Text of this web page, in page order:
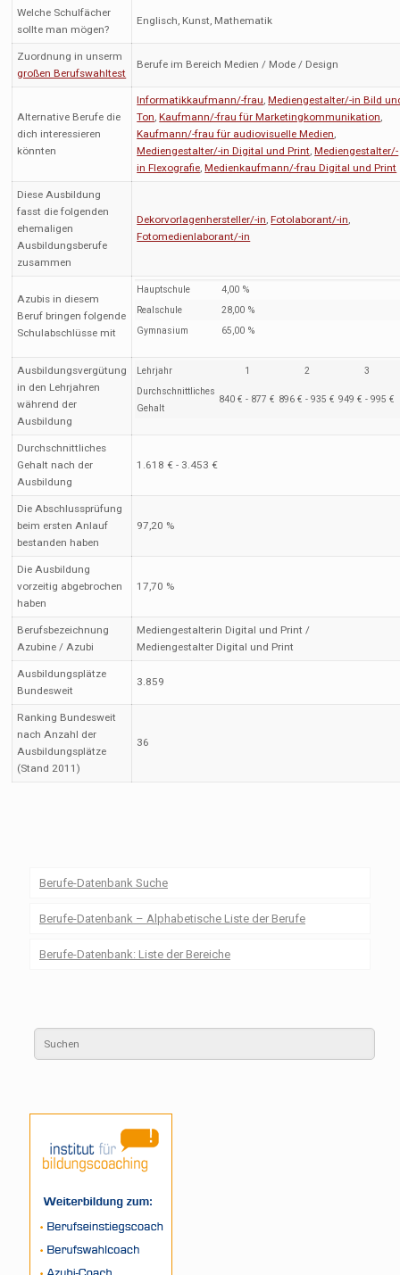
Welche Schulfächer
sollte man mögen?
Englisch, Kunst, Mathematik
Zuordnung in unserm
großen Berufswahltest
Berufe im Bereich Medien / Mode / Design
Alternative Berufe die
dich interessieren
könnten
Informatikkaufmann/-frau,Mediengestalter/-in Bild
Ton,Kaufmann/-frau für Marketingkommunikation,
Kaufmann/-frau für audiovisuelle Medien,
Mediengestalter/-in Digital und Print,Mediengestalter/-
in Flexografie,Medienkaufmann/-frau Digital und Print
Diese Ausbildung
fasst die folgenden
ehemaligen
Ausbildungsberufe
zusammen
Dekorvorlagenhersteller/-in,Fotolaborant/-in,
Fotomedienlaborant/-in
Azubis in diesem
Beruf bringen folgende
Schulabschlüsse mit
Hauptschule
4,00 %
Realschule
28,00 %
Gymnasium
65,00 %
Ausbildungsvergütung
in den Lehrjahren
während der
Ausbildung
Lehrjahr 1 2 3
Durchschnittliches
Gehalt
840 € - 877 € 896 € - 935 € 949 € - 995 €
Durchschnittliches
Gehalt nach der
Ausbildung
1.618 € - 3.453 €
Die Abschlussprüfung
beim ersten Anlauf
bestanden haben
97,20 %
Die Ausbildung
vorzeitig abgebrochen
haben
17,70 %
Berufsbezeichnung
Azubine / Azubi
Mediengestalterin Digital und Print /
Mediengestalter Digital und Print
Ausbildungsplätze
Bundesweit
3.859
Ranking Bundesweit
nach Anzahl der
Ausbildungsplätze
(Stand 2011)
36
Berufe-Datenbank Suche
Berufe-Datenbank – Alphabetische Liste der Berufe
Berufe-Datenbank: Liste der Bereiche